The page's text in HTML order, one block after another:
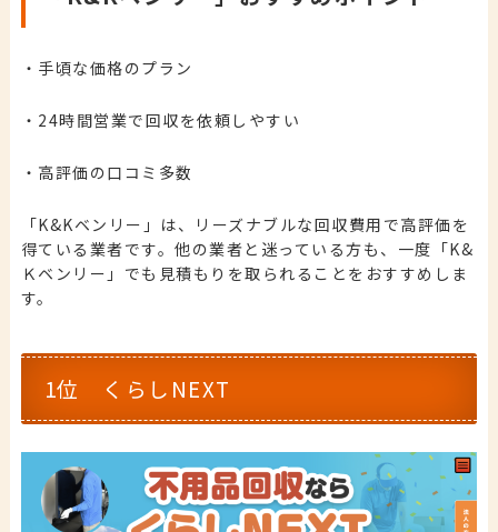
・手頃な価格のプラン
・24時間営業で回収を依頼しやすい
・高評価の口コミ多数
「K&Kベンリー」は、リーズナブルな回収費用で高評価を
得ている業者です。他の業者と迷っている方も、一度「K&
Ｋベンリー」でも見積もりを取られることをおすすめしま
す。
1位 くらしNEXT